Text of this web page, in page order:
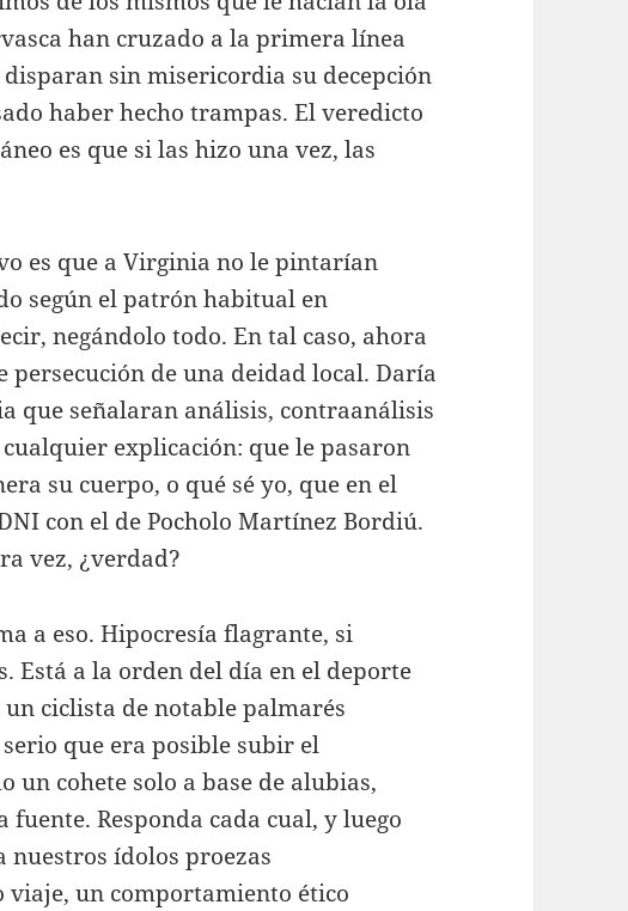
han cruzado a la primera línea
sin misericordia su decepción
haber hecho trampas. El veredicto
es que si las hizo una vez, las
es que a Virginia no le pintarían
según el patrón habitual en
negándolo todo. En tal caso, ahora
de una deidad local. Daría
que señalaran análisis, contraanálisis
explicación: que le pasaron
su cuerpo, o qué sé yo, que en el
con el de Pocholo Martínez Bordiú.
vez, ¿verdad?
a eso. Hipocresía flagrante, si
Está a la orden del día en el deporte
un ciclista de notable palmarés
que era posible subir el
cohete solo a base de alubias,
fuente. Responda cada cual, y luego
nuestros ídolos proezas
viaje, un comportamiento ético